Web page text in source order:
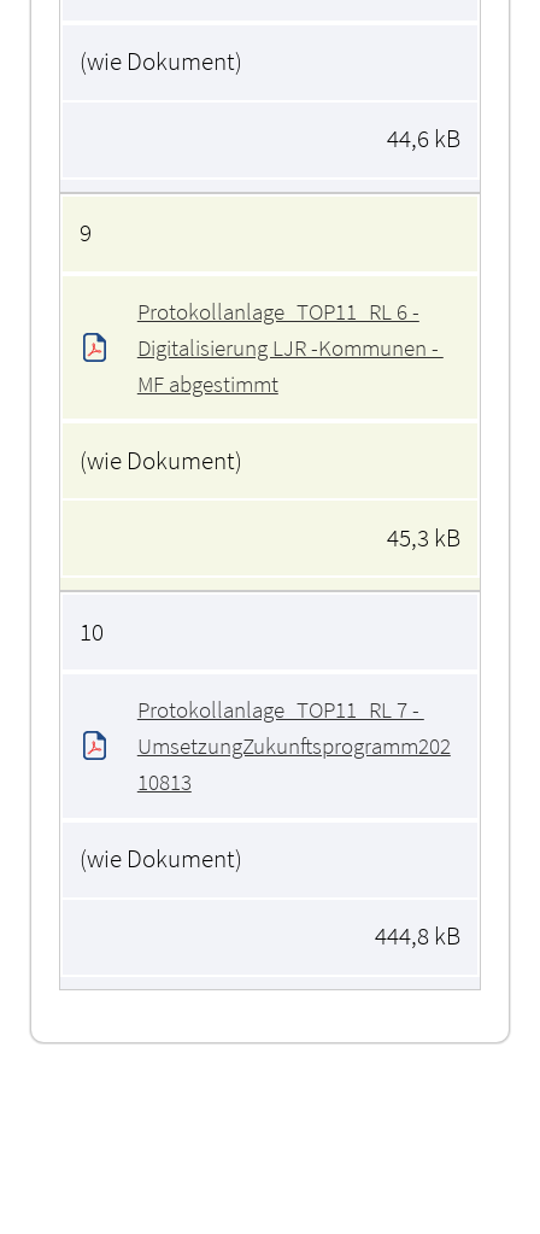
(wie Dokument)
44,6 kB
9
Protokollanlage_TOP11_RL 6 -
Digitalisierung LJR -Kommunen -
MF abgestimmt
(wie Dokument)
45,3 kB
10
Protokollanlage_TOP11_RL 7 -
UmsetzungZukunftsprogramm202
10813
(wie Dokument)
444,8 kB